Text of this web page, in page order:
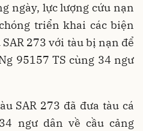
ngày, lực lượng cứu nạn
triển khai các biện
273 với tàu bị nạn để
95157 TS cùng 34 ngư
SAR 273 đã đưa tàu cá
ngư dân về cầu cảng